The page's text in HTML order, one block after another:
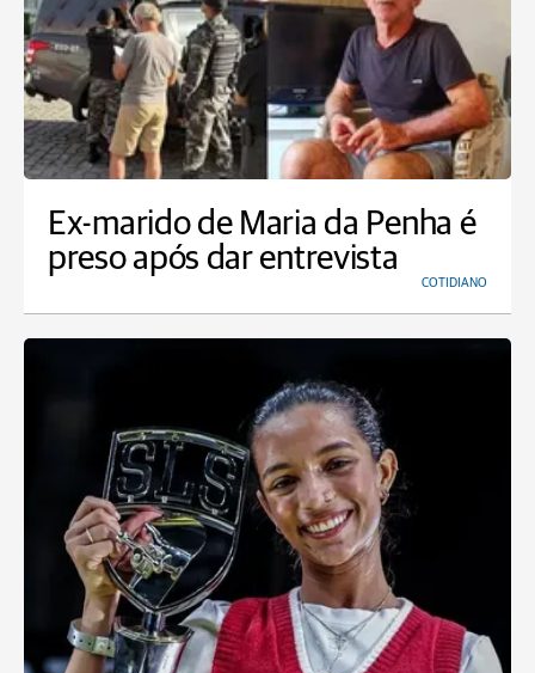
Ex-marido de Maria da Penha é
preso após dar entrevista
COTIDIANO